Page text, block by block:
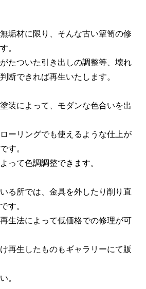
垢材に限り、そんな古い簞笥の修
。
たついた引き出しの調整等、壊れ
断できれば再生いたします。
装によって、モダンな色合いを出
ーリングでも使えるような仕上が
す。
って色調調整できます。
る所では、金具を外したり削り直
す。
生法によって低価格での修理が可
再生したものもギャラリーにて販
。